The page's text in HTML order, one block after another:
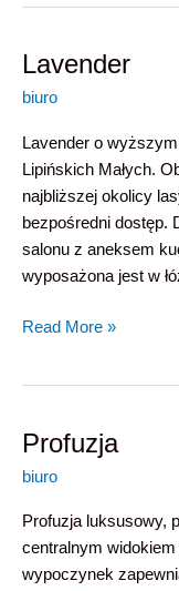
Lavender
biuro
Lavender o
Lipińskich Małych.
najbliższej okolicy
bezpośredni dostęp.
salonu z aneksem
wyposażona jest w
Lavender
Read More »
Profuzja
biuro
Profuzja luksusowy,
centralnym
wypoczynek
Profuzja